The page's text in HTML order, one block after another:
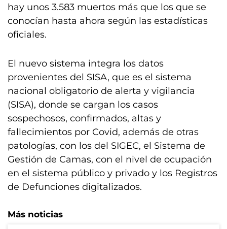
hay unos 3.583 muertos más que los que se
conocían hasta ahora según las estadísticas
oficiales.
El nuevo sistema integra los datos
provenientes del SISA, que es el sistema
nacional obligatorio de alerta y vigilancia
(SISA), donde se cargan los casos
sospechosos, confirmados, altas y
fallecimientos por Covid, además de otras
patologías, con los del SIGEC, el Sistema de
Gestión de Camas, con el nivel de ocupación
en el sistema público y privado y los Registros
de Defunciones digitalizados.
Más noticias